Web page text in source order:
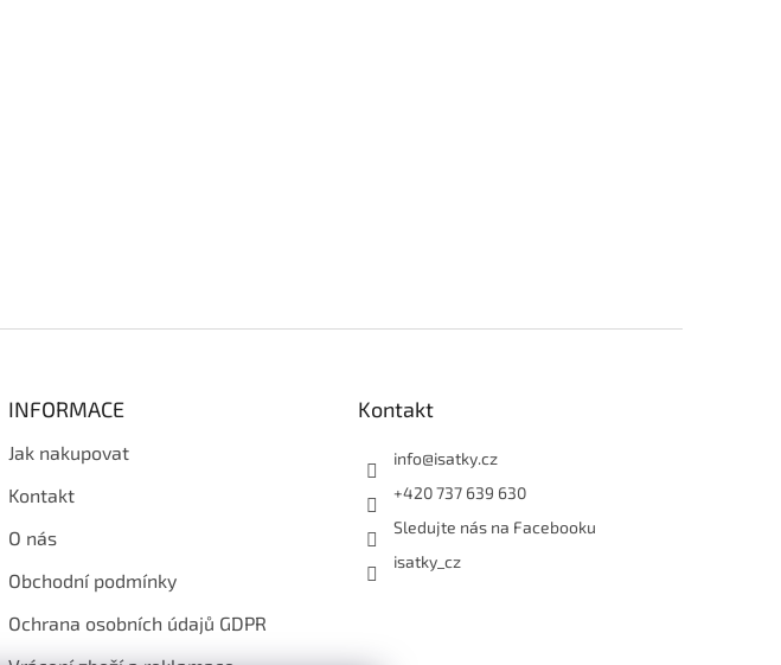
INFORMACE
Jak nakupovat
Kontakt
O nás
Obchodní podmínky
Ochrana osobních údajů GDPR
Kontakt
info@isatky.cz
+420 737 639 630
Sledujte nás na Facebooku
isatky_cz